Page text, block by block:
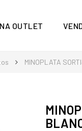
Aquí Mejor
OUTLET
MINOPLATA